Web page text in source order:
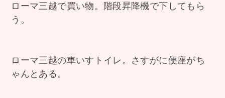
ローマ三越で買い物。階段昇降機で下してもら
う。
ローマ三越の車いすトイレ。さすがに便座がち
ゃんとある。